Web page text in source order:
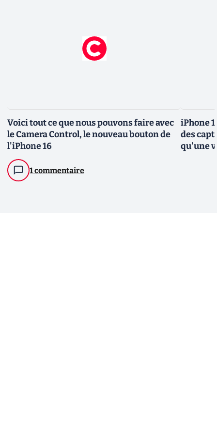
Voici tout ce que nous pouvons faire avec
le Camera Control, le nouveau bouton de
l'iPhone 16
1 commentaire
iPhone
des
qu'une